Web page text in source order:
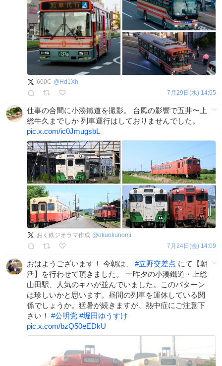
600C @ Hd1Xh
7月29日(水) 14:05
仕事の合間に小湊鐵道を撮影。 台風の影響で五井〜上
総牛久までしか 列車運行はしておりませんでした。
pic.x.com/ic0JmugsbL
おく鉄ジオラマ作成 @okuokunomi
7月24日(金) 14:09
おはようございます！ 今朝は、 #立野交差点 にて【朝
活】を行わせて頂きました。 一昨夕の小湊鐵道・上総
山田駅、人気のキハが並んでいました。このパターン
は珍しいかと思います。昼間の列車を運休している関
係でしょうか。猛暑が続きますが、熱中症にご注意下
さい！ #公明党 #堀田ゆうすけ
pic.x.com/bzQ50eEDkU